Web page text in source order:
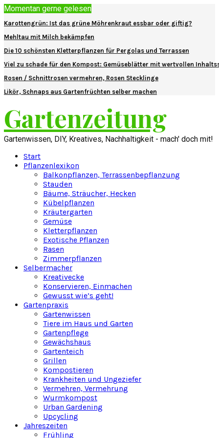
Momentan gerne gelesen
Karottengrün: Ist das grüne Möhrenkraut essbar oder giftig?
Mehltau mit Milch bekämpfen
Die 10 schönsten Kletterpflanzen für Pergolas und Terrassen
Viel zu schade für den Kompost: Gemüseblätter mit wertvollen
Rosen / Schnittrosen vermehren, Rosen Stecklinge
Likör, Schnaps aus Gartenfrüchten selber machen
Gartenzeitung
Gartenwissen, DIY, Kreatives, Nachhaltigkeit - mach' doch mit!
Start
Pflanzenlexikon
Balkonpflanzen, Terrassenbepflanzung
Stauden
Bäume, Sträucher, Hecken
Kübelpflanzen
Kräutergarten
Gemüse
Kletterpflanzen
Exotische Pflanzen
Rasen
Zimmerpflanzen
Selbermacher
Kreativecke
Konservieren, Einmachen
Gewusst wie’s geht!
Gartenpraxis
Gartenwissen
Tiere im Haus und Garten
Gartenpflege
Gewächshaus
Gartenteich
Grillen
Kompostieren
Krankheiten und Ungeziefer
Vermehren, Vermehrung
Wurmkompost
Urban Gardening
Upcycling
Jahreszeiten
Frühling